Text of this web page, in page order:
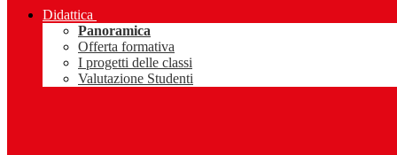
Didattica
Panoramica
Offerta formativa
I progetti delle classi
Valutazione Studenti